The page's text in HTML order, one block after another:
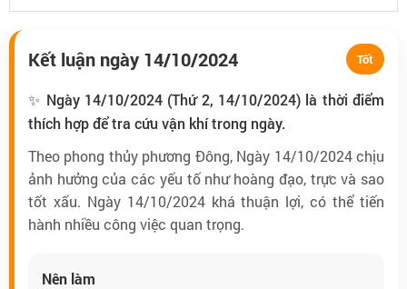
Kết luận ngày 14/10/2024 Tốt
✨ Ngày 14/10/2024 (Thứ 2, 14/10/2024) là thời điểm
thích hợp để tra cứu vận khí trong ngày.
Theo phong thủy phương Đông, Ngày 14/10/2024 chịu
ảnh hưởng của các yếu tố như hoàng đạo, trực và sao
tốt xấu. Ngày 14/10/2024 khá thuận lợi, có thể tiến
hành nhiều công việc quan trọng.
Nên làm